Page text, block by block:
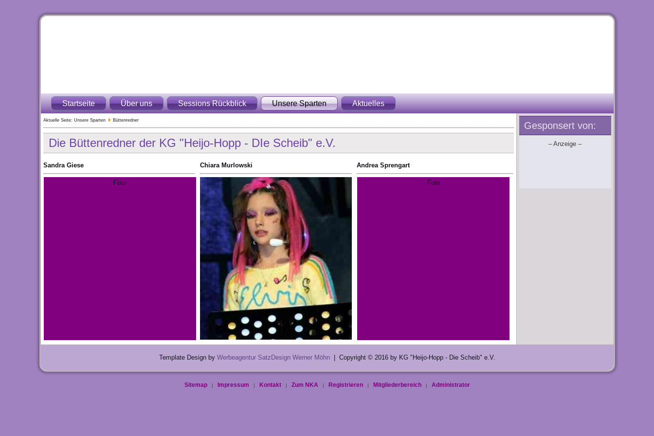
Startseite Über uns Sessions Rückblick Unsere Sparten Aktuelles
Aktuelle Seite: Unsere Sparten Büttenredner
Die Büttenredner der KG "Heijo-Hopp - DIe Scheib" e.V.
Sandra Giese
Foto
Chiara Murlowski Andrea Sprengart
Foto
Gesponsert von:
– Anzeige –
Template Design by Werbeagentur SatzDesign Werner Möhn| Copyright © 2016 by KG "Heijo-Hopp - Die Scheib" e.V.
Sitemap| Impressum | Kontakt| Zum NKA | Registrieren| Mitgliederbereich| Administrator